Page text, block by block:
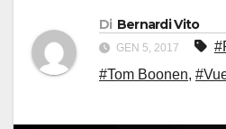
Di Bernardi Vito
GEN 5, 2017
#Tom Boonen,